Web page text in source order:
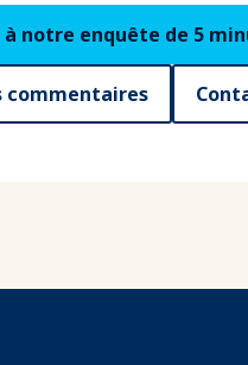
à notre enquête de 5
commentaires